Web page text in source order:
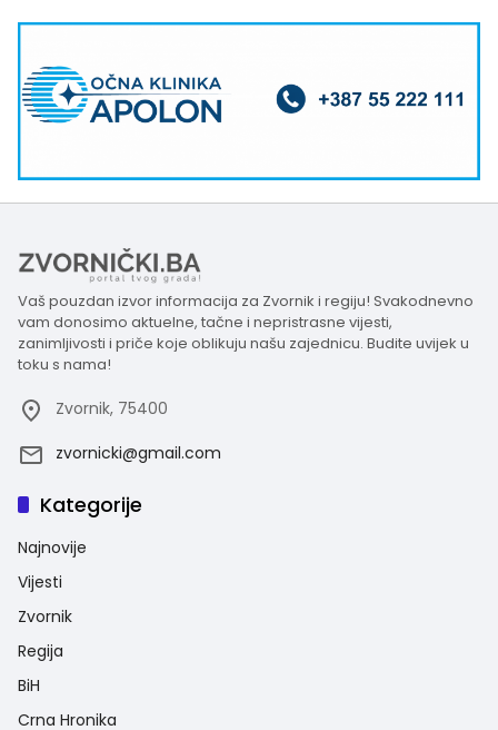
Vaš pouzdan izvor informacija za Zvornik i regiju! Svakodnevno
vam donosimo aktuelne, tačne i nepristrasne vijesti,
zanimljivosti i priče koje oblikuju našu zajednicu. Budite uvijek u
toku s nama!
Zvornik, 75400
zvornicki@gmail.com
Kategorije
Najnovije
Vijesti
Zvornik
Regija
BiH
Crna Hronika